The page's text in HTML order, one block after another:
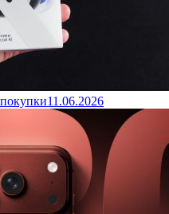
11.06.2026